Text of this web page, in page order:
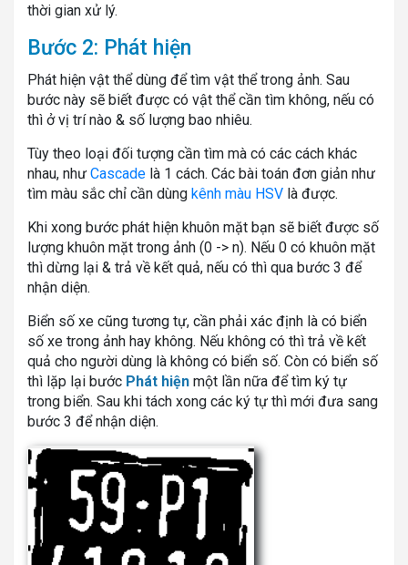
thời gian xử lý.
Bước 2: Phát hiện
Phát hiện vật thể dùng để tìm vật thể trong ảnh. Sau
bước này sẽ biết được có vật thể cần tìm không, nếu có
thì ở vị trí nào & số lượng bao nhiêu.
Tùy theo loại đối tượng cần tìm mà có các cách khác
nhau, như Cascade là 1 cách. Các bài toán đơn giản như
tìm màu sắc chỉ cần dùng kênh màu HSV là được.
Khi xong bước phát hiện khuôn mặt bạn sẽ biết được số
lượng khuôn mặt trong ảnh (0 -> n). Nếu 0 có khuôn mặt
thì dừng lại & trả về kết quả, nếu có thì qua bước 3 để
nhận diện.
Biển số xe cũng tương tự, cần phải xác định là có biển
số xe trong ảnh hay không. Nếu không có thì trả về kết
quả cho người dùng là không có biển số. Còn có biển số
thì lặp lại bước Phát hiện một lần nữa để tìm ký tự
trong biển. Sau khi tách xong các ký tự thì mới đưa sang
bước 3 để nhận diện.